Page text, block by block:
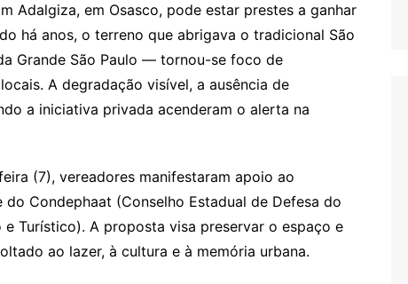
Adalgiza, em Osasco, pode estar prestes a ganhar
há anos, o terreno que abrigava o tradicional São
Grande São Paulo — tornou-se foco de
A degradação visível, a ausência de
a iniciativa privada acenderam o alerta na
(7), vereadores manifestaram apoio ao
Condephaat (Conselho Estadual de Defesa do
Turístico). A proposta visa preservar o espaço e
ao lazer, à cultura e à memória urbana.